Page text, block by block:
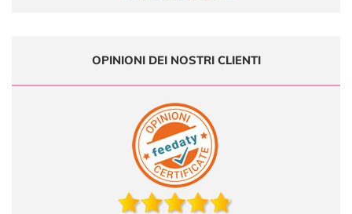
OPINIONI DEI NOSTRI CLIENTI